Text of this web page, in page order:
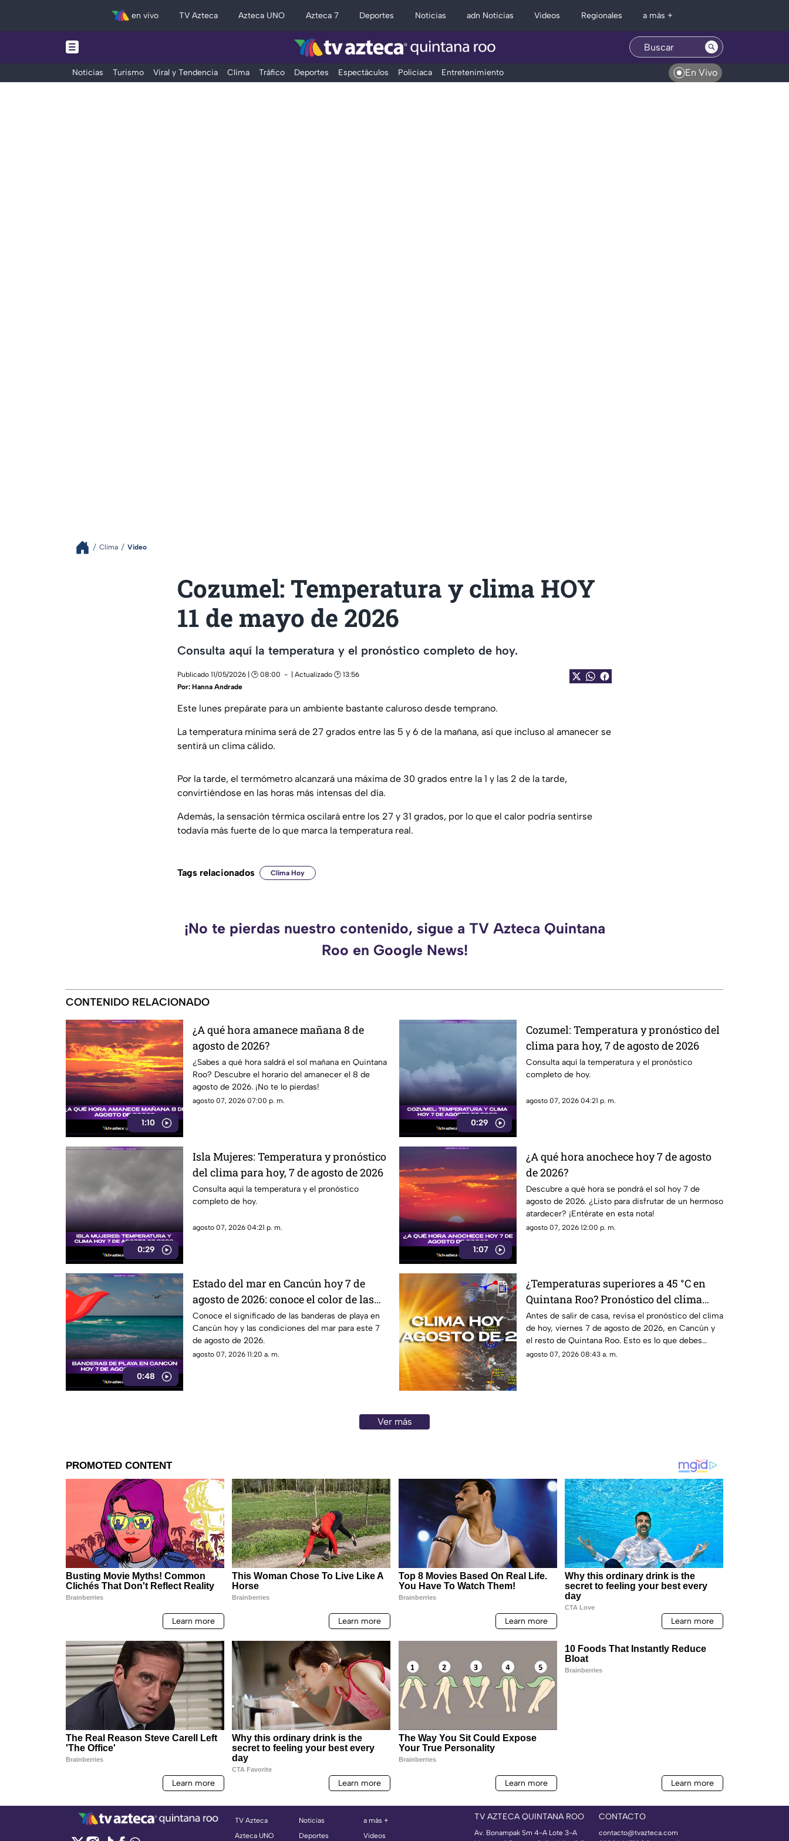
en vivo TV Azteca Azteca UNO Azteca 7 Deportes Noticias adn Noticias Videos Regionales a más +
Noticias Turismo Viral y Tendencia Clima Tráfico Deportes Espectáculos Policiaca Entretenimiento En Vivo
Clima Video
Cozumel: Temperatura y clima HOY
11 de mayo de 2026
Consulta aquí la temperatura y el pronóstico completo de hoy.
Publicado 11/05/2026 | 🕑 08:00
| Actualizado 🕑 13:56
Por: Hanna Andrade
Este lunes prepárate para un ambiente bastante caluroso desde temprano.
La temperatura mínima será de 27 grados entre las 5 y 6 de la mañana, así que incluso al amanecer se
sentirá un clima cálido.
Por la tarde, el termómetro alcanzará una máxima de 30 grados entre la 1 y las 2 de la tarde,
convirtiéndose en las horas más intensas del día.
Además, la sensación térmica oscilará entre los 27 y 31 grados, por lo que el calor podría sentirse
todavía más fuerte de lo que marca la temperatura real.
Tags relacionados Clima Hoy
¡No te pierdas nuestro contenido, sigue a TV Azteca Quintana
Roo en Google News!
CONTENIDO RELACIONADO
1:10
¿A qué hora amanece mañana 8 de
agosto de 2026?
¿Sabes a qué hora saldrá el sol mañana en Quintana
Roo? Descubre el horario del amanecer el 8 de
agosto de 2026. ¡No te lo pierdas!
agosto 07, 2026 07:00 p. m.
0:29
Cozumel: Temperatura y pronóstico del
clima para hoy, 7 de agosto de 2026
Consulta aquí la temperatura y el pronóstico
completo de hoy.
agosto 07, 2026 04:21 p. m.
0:29
Isla Mujeres: Temperatura y pronóstico
del clima para hoy, 7 de agosto de 2026
Consulta aquí la temperatura y el pronóstico
completo de hoy.
agosto 07, 2026 04:21 p. m.
1:07
¿A qué hora anochece hoy 7 de agosto
de 2026?
Descubre a qué hora se pondrá el sol hoy 7 de
agosto de 2026. ¿Listo para disfrutar de un hermoso
atardecer? ¡Entérate en esta nota!
agosto 07, 2026 12:00 p. m.
0:48
Estado del mar en Cancún hoy 7 de
agosto de 2026: conoce el color de las
banderas
Conoce el significado de las banderas de playa en
Cancún hoy y las condiciones del mar para este 7
de agosto de 2026.
agosto 07, 2026 11:20 a. m.
¿Temperaturas superiores a 45 °C en
Quintana Roo? Pronóstico del clima
HOY, viernes 7 de agosto de 2026, en
Cancún y el resto del estado
Antes de salir de casa, revisa el pronóstico del clima
de hoy, viernes 7 de agosto de 2026, en Cancún y
el resto de Quintana Roo. Esto es lo que debes
saber.
agosto 07, 2026 08:43 a. m.
Ver más
TV Azteca
Azteca UNO
Noticias
Deportes
a más +
Videos
TV AZTECA QUINTANA ROO
Av. Bonampak Sm 4-A Lote 3-A
CONTACTO
contacto@tvazteca.com